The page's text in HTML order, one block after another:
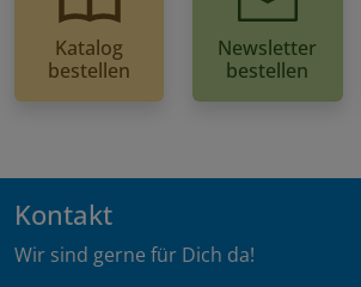
Katalog
bestellen
Newsletter
bestellen
Kontakt
Wir sind gerne für Dich da!